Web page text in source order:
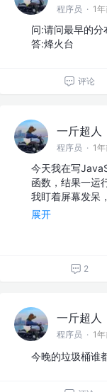
程序员 · 1
问:请问最早的分
​答:烽火台
评论
一斤超人
程序员 · 1
今天我在写
函数，结果一运
我盯着屏幕发呆
展开
2
一斤超人
程序员 · 1
今晚的垃圾桶谁